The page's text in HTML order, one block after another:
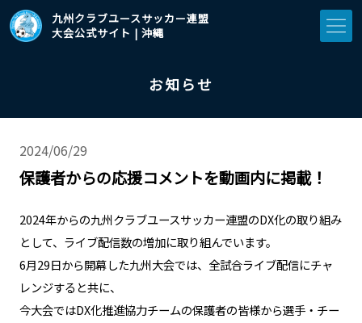
九州クラブユースサッカー連盟
大会公式サイト | 沖縄
お知らせ
2024/06/29
保護者からの応援コメントを動画内に掲載！
2024年からの九州クラブユースサッカー連盟のDX化の取り組み
として、ライブ配信数の増加に取り組んでいます。
​6月29日から開幕した九州大会では、全試合ライブ配信にチャ
レンジすると共に、
​今大会ではDX化推進協力チームの保護者の皆様から選手・チー